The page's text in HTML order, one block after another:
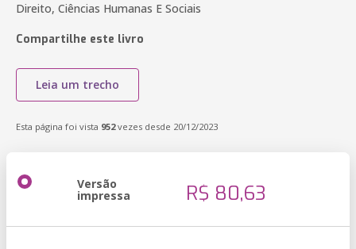
Direito, Ciências Humanas E Sociais
Compartilhe este livro
Leia um trecho
Esta página foi vista 952vezes desde 20/12/2023
Versão
impressa R$ 80,63